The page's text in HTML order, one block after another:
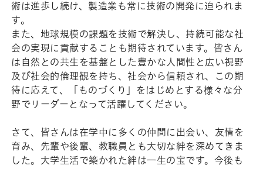
術は進歩し続け、製造業も常に技術の開発に迫られま
す。
また、地球規模の課題を技術で解決し、持続可能な社
会の実現に貢献することも期待されています。皆さん
は自然との共生を基盤とした豊かな人間性と広い視野
及び社会的倫理観を持ち、社会から信頼され、この期
待に応えて、「ものづくり」をはじめとする様々な分
野でリーダーとなって活躍してください。
さて、皆さんは在学中に多くの仲間に出会い、友情を
育み、先輩や後輩、教職員とも大切な絆を深めてきま
した。大学生活で築かれた絆は一生の宝です。今後も